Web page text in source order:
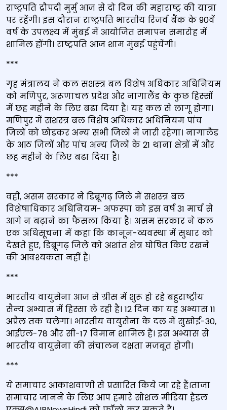
राष्ट्रपति द्रौपदी मुर्मु आज से दो दिन की महाराष्ट्र की यात्रा
पर रहेंगी। इस दौरान राष्ट्रपति भारतीय रिजर्व बैंक के 90वें
वर्ष के उपलक्ष्य में मुंबई में आयोजित समापन समारोह में
शामिल होंगी। राष्ट्रपति आज शाम मुंबई पहुंचेंगी।
***
गृह मंत्रालय ने कल सशस्‍त्र बल विशेष अधिकार अधिनियम
को मणिपुर, अरूणाचल प्रदेश और नागालैंड के कुछ हिस्‍सों
में छह महीने के लिए बढा दिया है। यह कल से लागू होगा।
मणिपुर में सशस्‍त्र बल विशेष अधिकार अधिनियम पांच
जिलों को छोडकर अन्‍य सभी जिलों में जारी रहेगा। नागालैंड
के आठ जिलों और पांच अन्‍य जिलों के 21 थाना क्षेत्रों में और
छह महीने के लिए बढा दिया है।
***
वहीं, असम सरकार ने डिब्रूगढ़ जिले में सशस्‍त्र बल
विशेषाधिकार अधिनियम- अफस्‍पा को इस वर्ष 31 मार्च से
आगे न बढ़ाने का फैसला किया है। असम सरकार ने कल
एक अधिसूचना में कहा कि कानून-व्यवस्था में सुधार को
देखते हुए, डिब्रूगढ़ जिले को अशांत क्षेत्र घोषित किए रखने
की आवश्यकता नहीं है।
***
भारतीय वायुसेना आज से ग्रीस में शुरू हो रहे बहुराष्ट्रीय
सैन्‍य अभ्यास में हिस्सा ले रही है। 12 दिन का यह अभ्‍यास 11
अप्रैल तक चलेगा। भारतीय वायुसेना के दल में सुखोई-30,
आईएल-78 और सी-17 विमान शामिल हैं। इस अभ्यास से
भारतीय वायुसेना की संचालन दक्षता मजबूत होगी।
***
ये समाचार आकाशवाणी से प्रसारित किये जा रहे हैं।ताजा
समाचार जानने के लिए आप हमारे सोशल मीडिया हैंडल